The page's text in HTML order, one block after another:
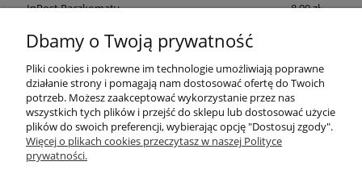
InPost Paczkomaty 8,99 zł
InPost Kurier
odbiór osobisty w siedzibie firmy 0,00 zł
INFORMACJE
Dbamy o Twoją prywatność
Pliki cookies i pokrewne im technologie umożliwiają poprawne
działanie strony i pomagają nam dostosować ofertę do Twoich
potrzeb. Możesz zaakceptować wykorzystanie przez nas
wszystkich tych plików i przejść do sklepu lub dostosować użycie
plików do swoich preferencji, wybierając opcję "Dostosuj zgody".
Więcej o plikach cookies przeczytasz w naszej Polityce
prywatności.